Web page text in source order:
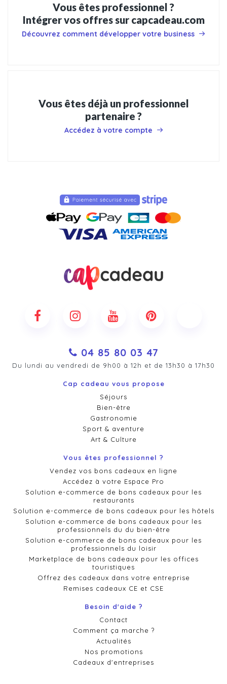
Vous êtes professionnel ?
Intégrer vos offres sur capcadeau.com
Découvrez comment développer votre business
Vous êtes déjà un professionnel
partenaire ?
Accédez à votre compte
04 85 80 03 47
Du lundi au vendredi de 9h00 à 12h et de 13h30 à 17h30
Cap cadeau vous propose
Séjours
Bien-être
Gastronomie
Sport & aventure
Art & Culture
Vous êtes professionnel ?
Vendez vos bons cadeaux en ligne
Accédez à votre Espace Pro
Solution e-commerce de bons cadeaux pour les
restaurants
Solution e-commerce de bons cadeaux pour les hôtels
Solution e-commerce de bons cadeaux pour les
professionnels du du bien-être
Solution e-commerce de bons cadeaux pour les
professionnels du loisir
Marketplace de bons cadeaux pour les offices
touristiques
Offrez des cadeaux dans votre entreprise
Remises cadeaux CE et CSE
Besoin d'aide ?
Contact
Comment ça marche ?
Actualités
Nos promotions
Cadeaux d'entreprises